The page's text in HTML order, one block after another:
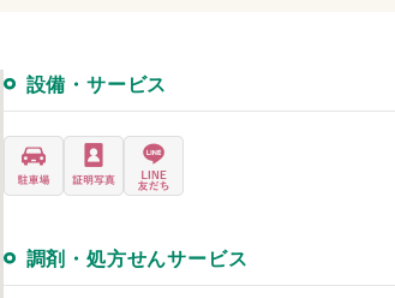
設備・サービス
調剤・処方せんサービス